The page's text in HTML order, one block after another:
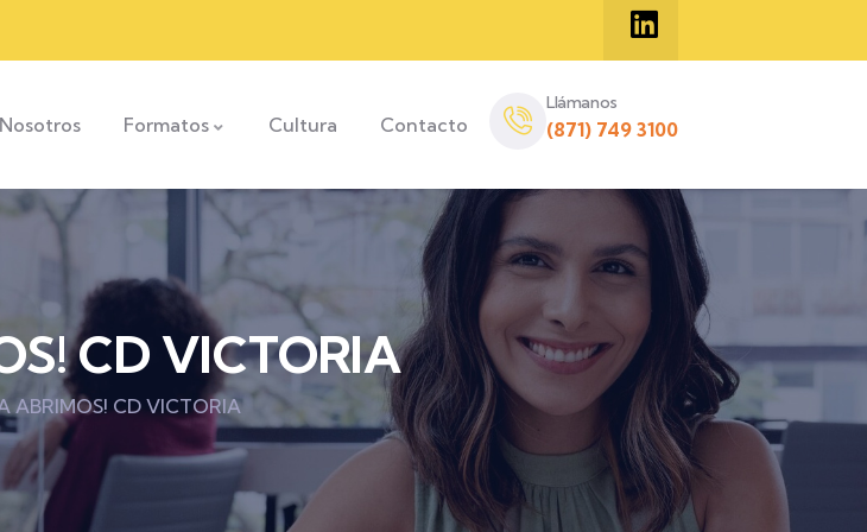
Nosotros Formatos Cultura Contacto
Llámanos
(871) 749 3100
CD VICTORIA
ABRIMOS! CD VICTORIA